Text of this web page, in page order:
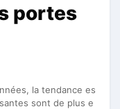
portes
la tendance es
sont de plus e